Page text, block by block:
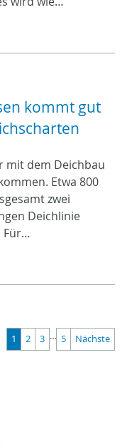
kommt gut
mit dem Deichbau
Etwa 800
zwei
Deichlinie
Für…
1 2 3 … 5 Nächste